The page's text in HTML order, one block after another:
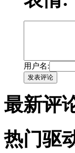
用户名:
发表评论
最新评
热门驱